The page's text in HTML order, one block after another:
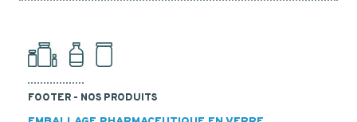
FOOTER - NOS PRODUITS